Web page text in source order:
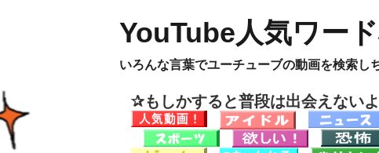
YouTube人気ワード
いろんな言葉でユーチューブの動画を検索し
✰もしかすると普段は出会えない